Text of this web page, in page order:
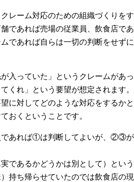
レーム対応のための組織づくりをす
であれば売場の従業員、飲食店で
であれば自らは一切の判断をせず
入っていた」というクレームが
くれ」という要望が想定されます。
対してどのような対応をするか
おくということです。
あれば①は判断してよいが、②③
であるかどうかは別として）とい
持ち帰らせていたのでは飲食店の